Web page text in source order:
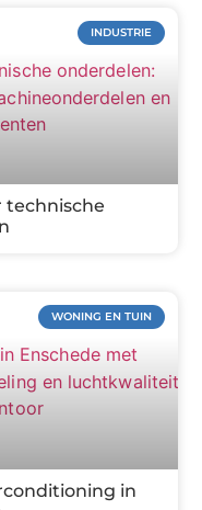
INDUSTRIE
technische
WONING EN TUIN
in